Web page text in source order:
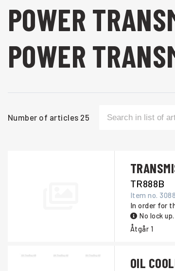
POWER
POWER
Number of articles 25
TR888B
Item no.
In order for
No lock up.
Åtgår 1
OIL